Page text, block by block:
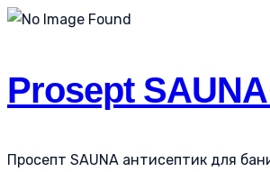
Prosept
Просепт SAUNA антисептик для